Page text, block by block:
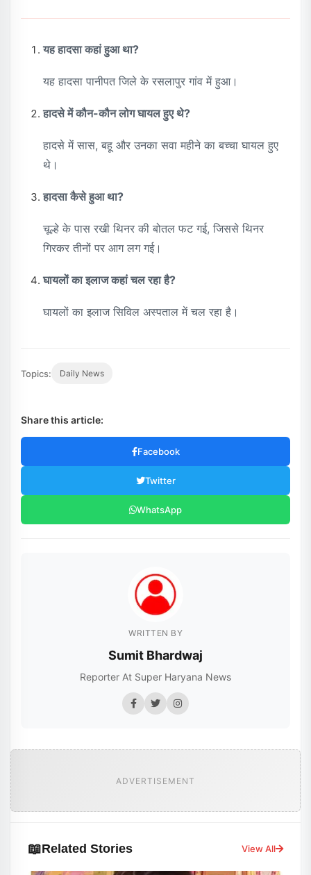
यह हादसा कहां हुआ था?
यह हादसा पानीपत जिले के रसलापुर गांव में हुआ।
हादसे में कौन-कौन लोग घायल हुए थे?
हादसे में सास, बहू और उनका सवा महीने का बच्चा घायल हुए
थे।
हादसा कैसे हुआ था?
चूल्हे के पास रखी थिनर की बोतल फट गई, जिससे थिनर
गिरकर तीनों पर आग लग गई।
घायलों का इलाज कहां चल रहा है?
घायलों का इलाज सिविल अस्पताल में चल रहा है।
Topics: Daily News
Share this article:
Facebook
Twitter
WhatsApp
WRITTEN BY
Sumit Bhardwaj
Reporter At Super Haryana News
ADVERTISEMENT
📖Related Stories View All